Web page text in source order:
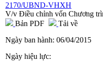
2170/UBND-VHXH
V/v Điều chỉnh vốn Chương
Bản PDF
Tải về
Ngày ban hành: 06/04/2015
Ngày hiệu lực: